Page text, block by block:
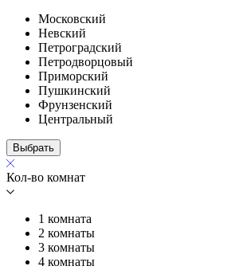
Московский
Невский
Петроградский
Петродворцовый
Приморский
Пушкинский
Фрунзенский
Центральный
Выбрать
Кол-во комнат
1 комната
2 комнаты
3 комнаты
4 комнаты